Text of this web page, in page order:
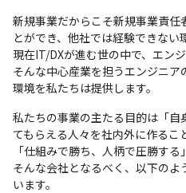
新規事業だからこそ新規事業責任
とができ、他社では経験できない
現在IT/DXが進む世の中で、エン
そんな中心産業を担うエンジニ
環境を私たちは提供します。
私たちの事業の主たる目的は「自
てもらえる人々を社内外に作るこ
「仕組みで勝ち、人柄で圧勝する
そんな会社となるべく、以下の
います。